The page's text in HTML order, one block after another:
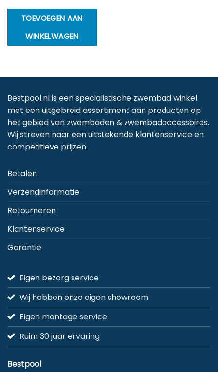
TOEVOEGEN AAN
WINKELWAGEN
Bestpool.nl is een specialistische zwembad winkel
met een uitgebreid assortiment aan producten op
het gebied van zwembaden & zwembadaccessoires.
Wij streven naar een uitstekende klantenservice en
competitieve prijzen.
Betalen
Verzendinformatie
Retourneren
Klantenservice
Garantie
Eigen bezorg service
Wij hebben onze eigen showroom
Eigen montage service
Ruim 30 jaar ervaring
Bestpool